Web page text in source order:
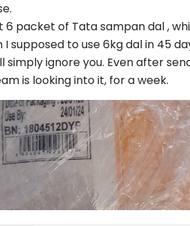
6 packet of Tata sampan dal ,
I supposed to use 6kg dal in 45
simply ignore you. Even after
is looking into it, for a week.